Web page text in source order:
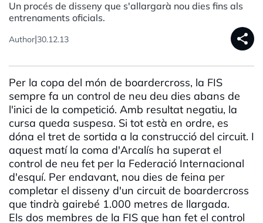
Un procés de disseny que s'allargarà nou dies fins als
entrenaments oficials.
Author|30.12.13 share
Per la copa del món de boardercross, la FIS
sempre fa un control de neu deu dies abans de
l'inici de la competició. Amb resultat negatiu, la
cursa queda suspesa. Si tot està en ordre, es
dóna el tret de sortida a la construcció del circuit. I
aquest matí la coma d'Arcalís ha superat el
control de neu fet per la Federació Internacional
d'esquí. Per endavant, nou dies de feina per
completar el disseny d'un circuit de boardercross
que tindrà gairebé 1.000 metres de llargada.
Els dos membres de la FIS que han fet el control